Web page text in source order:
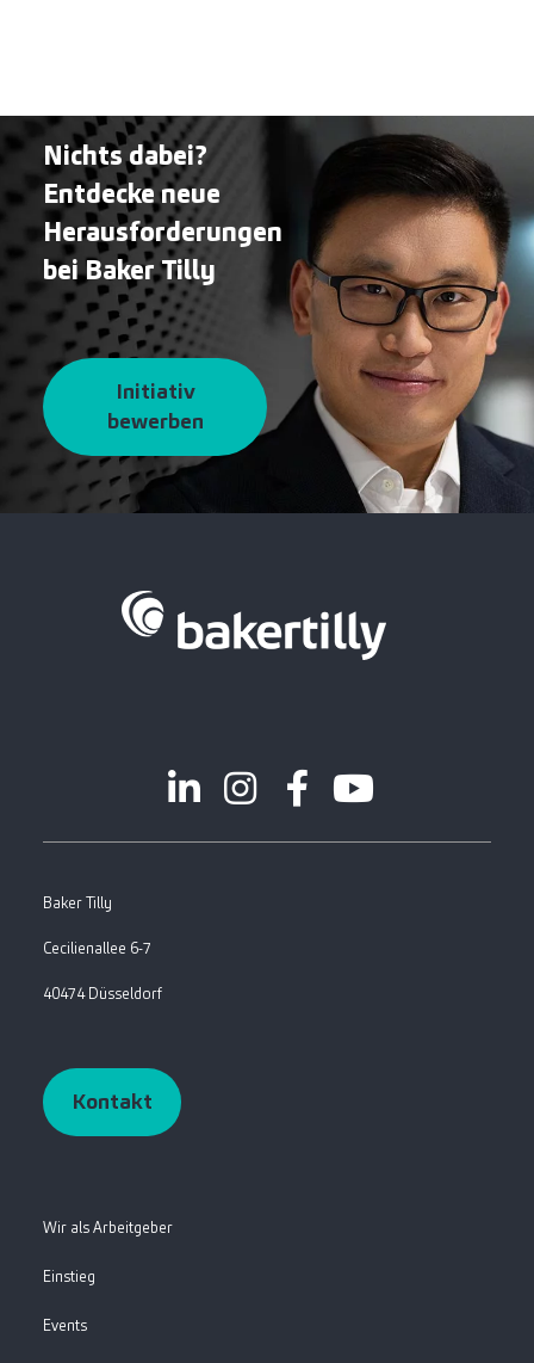
Nichts dabei?
Entdecke neue
Herausforderungen
bei Baker Tilly
Initiativ
bewerben
Baker Tilly
Cecilienallee 6-7
40474 Düsseldorf
Kontakt
Wir als Arbeitgeber
Einstieg
Events